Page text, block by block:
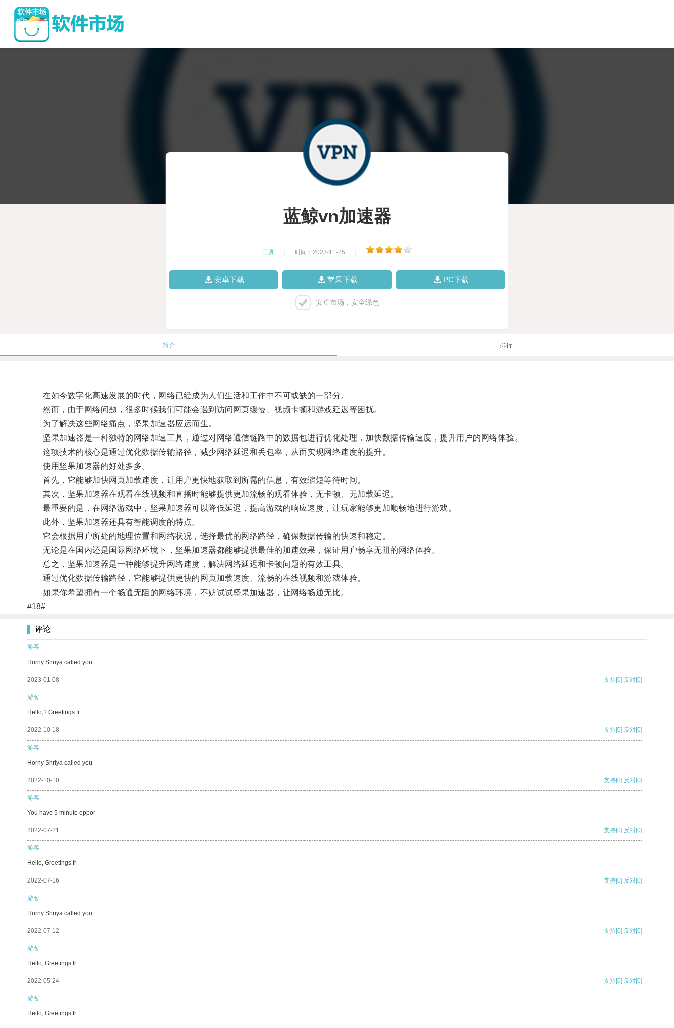
蓝鲸vn加速器
工具 时间：2023-11-25
安卓下载 苹果下载 PC下载
安卓市场，安全绿色
简介 排行
在如今数字化高速发展的时代，网络已经成为人们生活和工作中不可或缺的一部分。
然而，由于网络问题，很多时候我们可能会遇到访问网页缓慢、视频卡顿和游戏延迟等困扰。
为了解决这些网络痛点，坚果加速器应运而生。
坚果加速器是一种独特的网络加速工具，通过对网络通信链路中的数据包进行优化处理，加快数据传输速度，提升用户的网络体验。
这项技术的核心是通过优化数据传输路径，减少网络延迟和丢包率，从而实现网络速度的提升。
使用坚果加速器的好处多多。
首先，它能够加快网页加载速度，让用户更快地获取到所需的信息，有效缩短等待时间。
其次，坚果加速器在观看在线视频和直播时能够提供更加流畅的观看体验，无卡顿、无加载延迟。
最重要的是，在网络游戏中，坚果加速器可以降低延迟，提高游戏的响应速度，让玩家能够更加顺畅地进行游戏。
此外，坚果加速器还具有智能调度的特点。
它会根据用户所处的地理位置和网络状况，选择最优的网络路径，确保数据传输的快速和稳定。
无论是在国内还是国际网络环境下，坚果加速器都能够提供最佳的加速效果，保证用户畅享无阻的网络体验。
总之，坚果加速器是一种能够提升网络速度，解决网络延迟和卡顿问题的有效工具。
通过优化数据传输路径，它能够提供更快的网页加载速度、流畅的在线视频和游戏体验。
如果你希望拥有一个畅通无阻的网络环境，不妨试试坚果加速器，让网络畅通无比。
#18#
评论
游客
Horny Shriya called you
2023-01-08 支持[0] 反对[0]
游客
Hello,? Greetings fr
2022-10-18 支持[0] 反对[0]
游客
Horny Shriya called you
2022-10-10 支持[0] 反对[0]
游客
You have 5 minute oppor
2022-07-21 支持[0] 反对[0]
游客
Hello, Greetings fr
2022-07-16 支持[0] 反对[0]
游客
Horny Shriya called you
2022-07-12 支持[0] 反对[0]
游客
Hello, Greetings fr
2022-05-24 支持[0] 反对[0]
游客
Hello, Greetings fr